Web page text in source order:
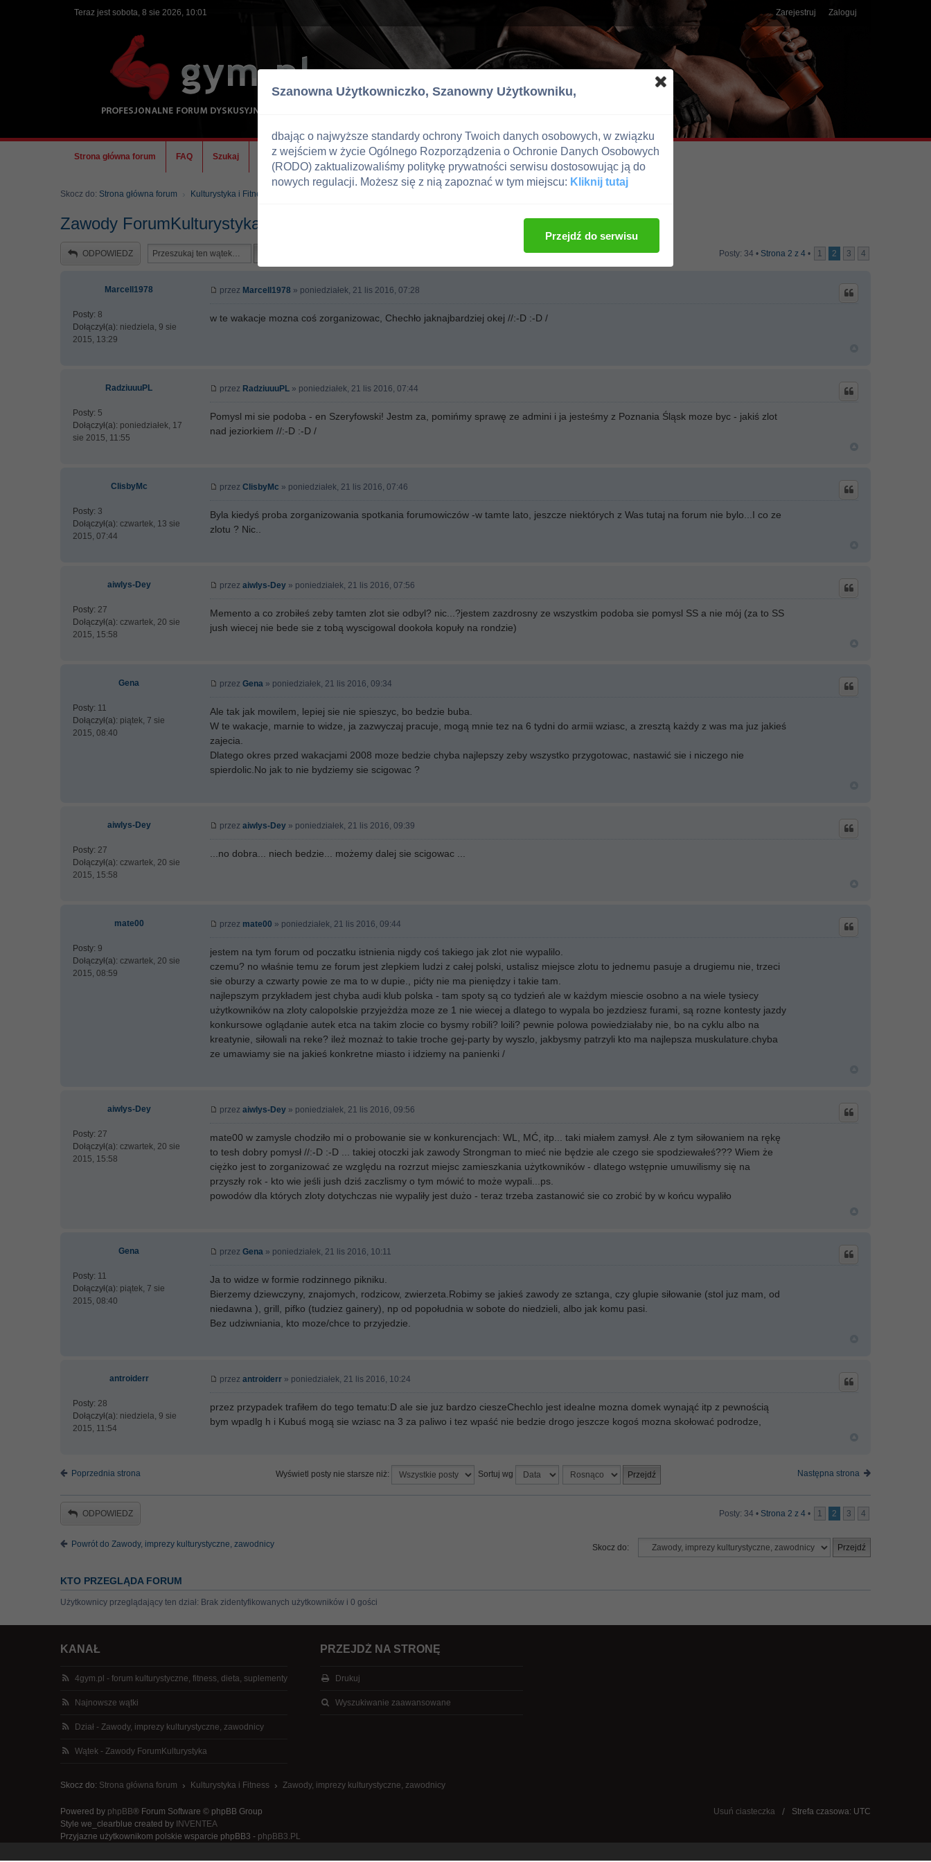
Teraz jest sobota, 8 sie 2026, 10:01 Zarejestruj Zaloguj
Strona główna forum FAQ Szukaj Ekipa
Skocz do: Strona główna forum Kulturystyka i Fitness
Zawody ForumKulturystyka
ODPOWIEDZ Posty: 34 • Strona 2 z 4 • 1 2 3 4
Marcell1978
Posty: 8
Dołączył(a): niedziela, 9 sie
2015, 13:29
przez Marcell1978 » poniedziałek, 21 lis 2016, 07:28
w te wakacje mozna coś zorganizowac, Chechło jaknajbardziej okej //:-D :-D /
RadziuuuPL
Posty: 5
Dołączył(a): poniedziałek, 17
sie 2015, 11:55
przez RadziuuuPL » poniedziałek, 21 lis 2016, 07:44
Pomysl mi sie podoba - en Szeryfowski! Jestm za, pomińmy sprawę ze admini i ja jesteśmy z Poznania Śląsk moze byc - jakiś zlot
nad jeziorkiem //:-D :-D /
ClisbyMc
Posty: 3
Dołączył(a): czwartek, 13 sie
2015, 07:44
przez ClisbyMc » poniedziałek, 21 lis 2016, 07:46
Byla kiedyś proba zorganizowania spotkania forumowiczów -w tamte lato, jeszcze niektórych z Was tutaj na forum nie bylo...I co ze
zlotu ? Nic..
aiwlys-Dey
Posty: 27
Dołączył(a): czwartek, 20 sie
2015, 15:58
przez aiwlys-Dey » poniedziałek, 21 lis 2016, 07:56
Memento a co zrobiłeś zeby tamten zlot sie odbyl? nic...?jestem zazdrosny ze wszystkim podoba sie pomysl SS a nie mój (za to SS
jush wiecej nie bede sie z tobą wyscigowal dookoła kopuły na rondzie)
Gena
Posty: 11
Dołączył(a): piątek, 7 sie
2015, 08:40
przez Gena » poniedziałek, 21 lis 2016, 09:34
Ale tak jak mowilem, lepiej sie nie spieszyc, bo bedzie buba.
W te wakacje, marnie to widze, ja zazwyczaj pracuje, mogą mnie tez na 6 tydni do armii wziasc, a zresztą każdy z was ma juz jakieś
zajecia.
Dlatego okres przed wakacjami 2008 moze bedzie chyba najlepszy zeby wszystko przygotowac, nastawić sie i niczego nie
spierdolic.No jak to nie bydziemy sie scigowac ?
aiwlys-Dey
Posty: 27
Dołączył(a): czwartek, 20 sie
2015, 15:58
przez aiwlys-Dey » poniedziałek, 21 lis 2016, 09:39
...no dobra... niech bedzie... możemy dalej sie scigowac ...
mate00
Posty: 9
Dołączył(a): czwartek, 20 sie
2015, 08:59
przez mate00 » poniedziałek, 21 lis 2016, 09:44
jestem na tym forum od poczatku istnienia nigdy coś takiego jak zlot nie wypalilo.
czemu? no właśnie temu ze forum jest zlepkiem ludzi z całej polski, ustalisz miejsce zlotu to jednemu pasuje a drugiemu nie, trzeci
sie oburzy a czwarty powie ze ma to w dupie., pićty nie ma pieniędzy i takie tam.
najlepszym przykładem jest chyba audi klub polska - tam spoty są co tydzień ale w każdym miescie osobno a na wiele tysiecy
użytkowników na zloty calopolskie przyjeżdża moze ze 1 nie wiecej a dlatego to wypala bo jezdziesz furami, są rozne kontesty jazdy
konkursowe oglądanie autek etca na takim zlocie co bysmy robili? loili? pewnie polowa powiedziałaby nie, bo na cyklu albo na
kreatynie, siłowali na reke? ileż moznaż to takie troche gej-party by wyszlo, jakbysmy patrzyli kto ma najlepsza muskulature.chyba
ze umawiamy sie na jakieś konkretne miasto i idziemy na panienki /
aiwlys-Dey
Posty: 27
Dołączył(a): czwartek, 20 sie
2015, 15:58
przez aiwlys-Dey » poniedziałek, 21 lis 2016, 09:56
mate00 w zamysle chodziło mi o probowanie sie w konkurencjach: WL, MĆ, itp... taki miałem zamysł. Ale z tym siłowaniem na rękę
to tesh dobry pomysł //:-D :-D ... takiej otoczki jak zawody Strongman to mieć nie będzie ale czego sie spodziewałeś??? Wiem że
ciężko jest to zorganizować ze względu na rozrzut miejsc zamieszkania użytkowników - dlatego wstępnie umuwilismy się na
przyszły rok - kto wie jeśli jush dziś zaczlismy o tym mówić to może wypali...ps.
powodów dla których zloty dotychczas nie wypaliły jest dużo - teraz trzeba zastanowić sie co zrobić by w końcu wypaliło
Gena
Posty: 11
Dołączył(a): piątek, 7 sie
2015, 08:40
przez Gena » poniedziałek, 21 lis 2016, 10:11
Ja to widze w formie rodzinnego pikniku.
Bierzemy dziewczyny, znajomych, rodzicow, zwierzeta.Robimy se jakieś zawody ze sztanga, czy glupie siłowanie (stol juz mam, od
niedawna ), grill, pifko (tudziez gainery), np od popołudnia w sobote do niedzieli, albo jak komu pasi.
Bez udziwniania, kto moze/chce to przyjedzie.
antroiderr
Posty: 28
Dołączył(a): niedziela, 9 sie
2015, 11:54
przez antroiderr » poniedziałek, 21 lis 2016, 10:24
przez przypadek trafiłem do tego tematu:D ale sie juz bardzo cieszeChechlo jest idealne mozna domek wynająć itp z pewnością
bym wpadlg h i Kubuś mogą sie wziasc na 3 za paliwo i tez wpaść nie bedzie drogo jeszcze kogoś mozna skołować podrodze,
Poprzednia strona Następna strona
Wyświetl posty nie starsze niż: Sortuj wg
ODPOWIEDZ Posty: 34 • Strona 2 z 4 • 1 2 3 4
Powrót do Zawody, imprezy kulturystyczne, zawodnicy Skocz do:
KTO PRZEGLĄDA FORUM
Użytkownicy przeglądający ten dział: Brak zidentyfikowanych użytkowników i 0 gości
KANAŁ
4gym.pl - forum kulturystyczne, fitness, dieta, suplementy
Najnowsze wątki
Dział - Zawody, imprezy kulturystyczne, zawodnicy
Wątek - Zawody ForumKulturystyka
PRZEJDŹ NA STRONĘ
Drukuj
Wyszukiwanie zaawansowane
Skocz do: Strona główna forum Kulturystyka i Fitness Zawody, imprezy kulturystyczne, zawodnicy
Usuń ciasteczka Strefa czasowa: UTC
Powered by phpBB® Forum Software © phpBB Group
Style we_clearblue created by INVENTEA
Przyjazne użytkownikom polskie wsparcie phpBB3 - phpBB3.PL
Szanowna Użytkowniczko, Szanowny Użytkowniku,
dbając o najwyższe standardy ochrony Twoich danych osobowych, w związku
z wejściem w życie Ogólnego Rozporządzenia o Ochronie Danych Osobowych
(RODO) zaktualizowaliśmy politykę prywatności serwisu dostosowując ją do
nowych regulacji. Możesz się z nią zapoznać w tym miejscu: Kliknij tutaj
Przejdź do serwisu